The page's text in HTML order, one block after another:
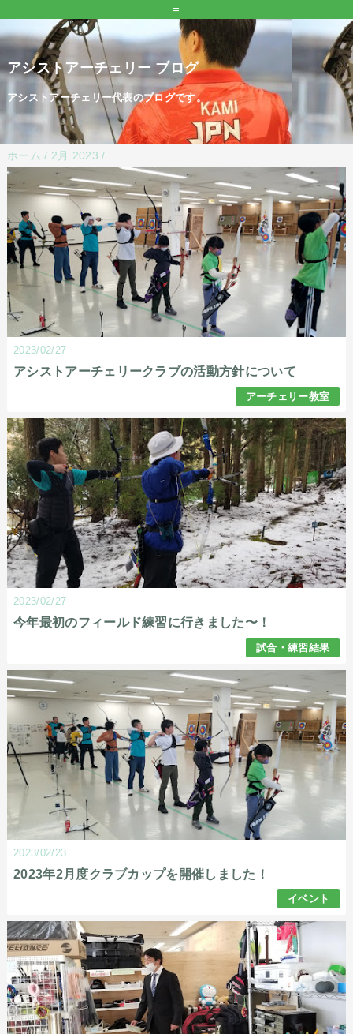
=
アシストアーチェリー ブログ
アシストアーチェリー代表のブログです。
ホーム / 2月 2023 /
2023/02/27
アシストアーチェリークラブの活動方針について
アーチェリー教室
2023/02/27
今年最初のフィールド練習に行きました〜！
試合・練習結果
2023/02/23
2023年2月度クラブカップを開催しました！
イベント